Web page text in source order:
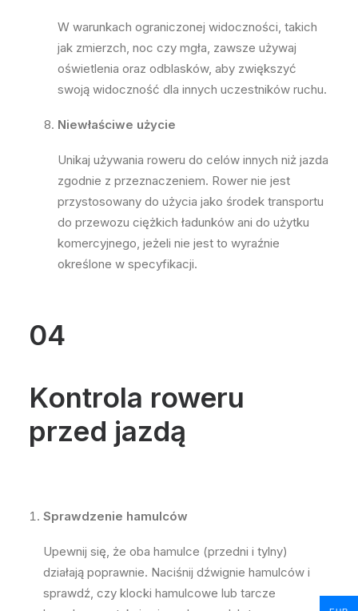
W warunkach ograniczonej widoczności, takich
jak zmierzch, noc czy mgła, zawsze używaj
oświetlenia oraz odblasków, aby zwiększyć
swoją widoczność dla innych uczestników ruchu.
Niewłaściwe użycie
Unikaj używania roweru do celów innych niż jazda
zgodnie z przeznaczeniem. Rower nie jest
przystosowany do użycia jako środek transportu
do przewozu ciężkich ładunków ani do użytku
komercyjnego, jeżeli nie jest to wyraźnie
określone w specyfikacji.
04
Kontrola roweru
przed jazdą
Sprawdzenie hamulców
Upewnij się, że oba hamulce (przedni i tylny)
działają poprawnie. Naciśnij dźwignie hamulców i
sprawdź, czy klocki hamulcowe lub tarcze